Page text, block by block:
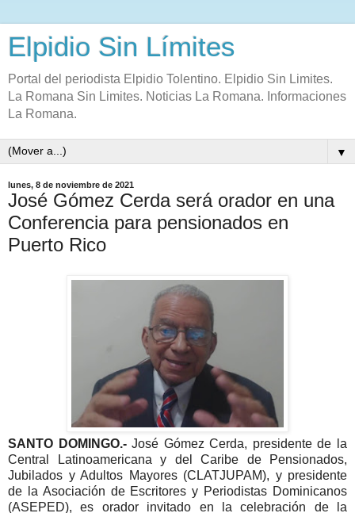
Elpidio Sin Límites
Portal del periodista Elpidio Tolentino. Elpidio Sin Limites.
La Romana Sin Limites. Noticias La Romana. Informaciones
La Romana.
▼
lunes, 8 de noviembre de 2021
José Gómez Cerda será orador en una
Conferencia para pensionados en
Puerto Rico
SANTO DOMINGO.-José Gómez Cerda, presidente de la
Central Latinoamericana y del Caribe de Pensionados,
Jubilados y Adultos Mayores (CLATJUPAM), y presidente
de la Asociación de Escritores y Periodistas Dominicanos
(ASEPED), es orador invitado en la celebración de la